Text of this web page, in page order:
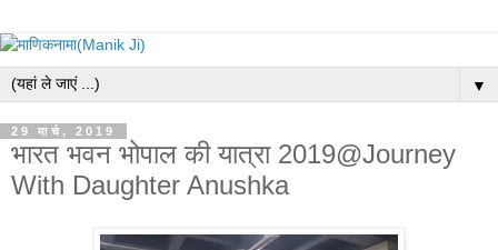
▼
29 मार्च, 2019
भारत भवन भोपाल की यात्रा 2019@Journey
With Daughter Anushka